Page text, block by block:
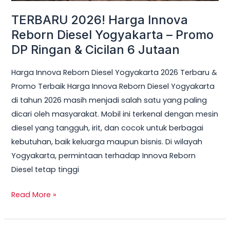
TERBARU 2026! Harga Innova
Reborn Diesel Yogyakarta – Promo
DP Ringan & Cicilan 6 Jutaan
Harga Innova Reborn Diesel Yogyakarta 2026 Terbaru &
Promo Terbaik Harga Innova Reborn Diesel Yogyakarta
di tahun 2026 masih menjadi salah satu yang paling
dicari oleh masyarakat. Mobil ini terkenal dengan mesin
diesel yang tangguh, irit, dan cocok untuk berbagai
kebutuhan, baik keluarga maupun bisnis. Di wilayah
Yogyakarta, permintaan terhadap Innova Reborn
Diesel tetap tinggi
&
Cicilan
6
Read More »